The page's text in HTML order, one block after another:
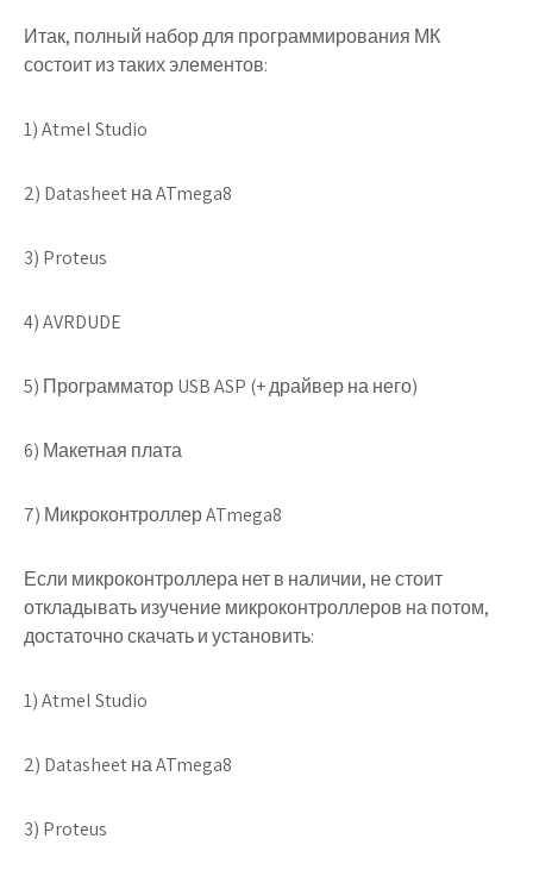
Итак, полный набор для программирования МК
состоит из таких элементов:
1) Atmel Studio
2) Datasheet на ATmega8
3) Proteus
4) AVRDUDE
5) Программатор USB ASP (+ драйвер на него)
6) Макетная плата
7) Микроконтроллер ATmega8
Если микроконтроллера нет в наличии, не стоит
откладывать изучение микроконтроллеров на потом,
достаточно скачать и установить:
1) Atmel Studio
2) Datasheet на ATmega8
3) Proteus